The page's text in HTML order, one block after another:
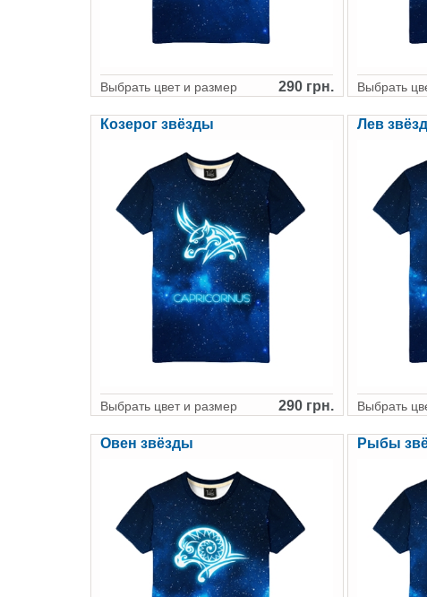
Выбрать цвет и размер 290 грн. Выбрать
Козерог звёзды
Выбрать цвет и размер 290 грн.
Лев
Выбрать
Овен звёзды Рыбы